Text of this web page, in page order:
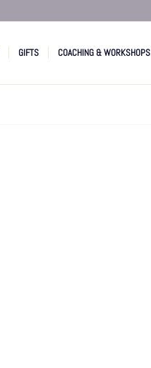
GIFTS COACHING & WORKSHOPS